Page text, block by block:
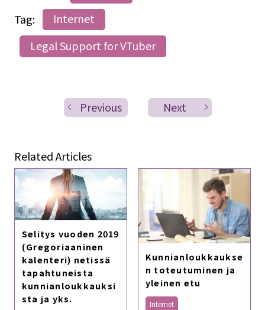
Tag:
Internet
Legal Support for VTuber
Previous Next
Related Articles
Selitys vuoden 2019
(Gregoriaaninen
kalenteri) netissä
tapahtuneista
kunnianloukkauksi
sta ja yks.
Kunnianloukkaukse
n toteutuminen ja
yleinen etu
Internet